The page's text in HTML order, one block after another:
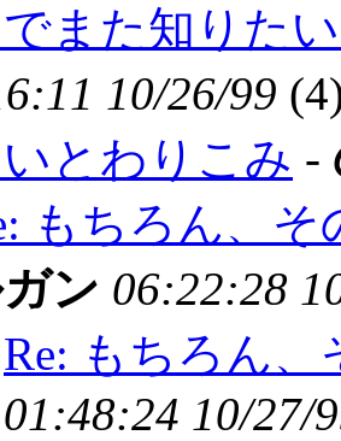
また知りた
10/26/99 (
とわりこみ -
もちろん、
ン 06:22:28
Re: もちろん
01:48:24 10/27/